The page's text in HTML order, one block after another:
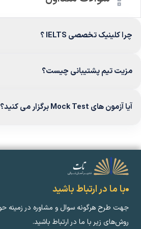
چرا کلینیک تخصصی IELTS ؟
مزیت تیم پشتیبانی چیست؟
آیا آزمون های Mock Test برگزار می کنید؟
با ما در ارتباط باشید
جهت طرح هرگونه سوال و مشاوره در زمینه‌
روش‌های زیر با ما در ارتباط باشید.